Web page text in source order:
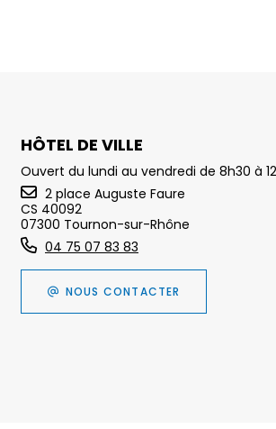
HÔTEL DE VILLE
Ouvert du lundi au vendredi de 8h30 à
2 place Auguste Faure
CS 40092
07300 Tournon-sur-Rhône
04 75 07 83 83
NOUS CONTACTER